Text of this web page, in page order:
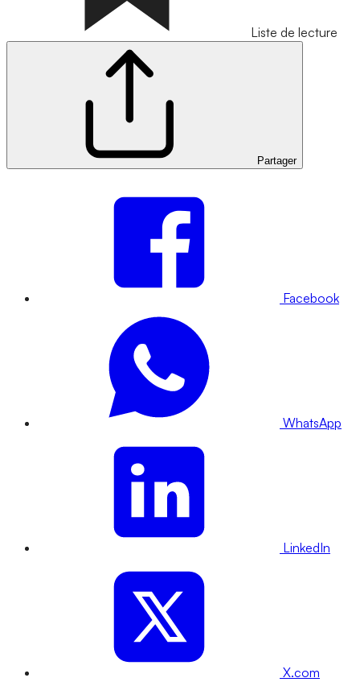
Liste de lecture
Partager
Facebook
WhatsApp
LinkedIn
X.com